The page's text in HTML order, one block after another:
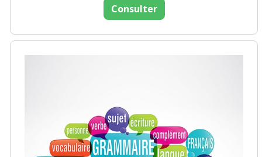
Consulter